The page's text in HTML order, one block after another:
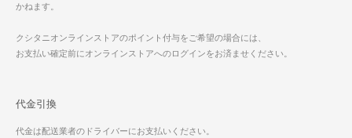
かねます。
クシタニオンラインストアのポイント付与をご希望の場合には、
お支払い確定前にオンラインストアへのログインをお済ませください。
代金引換
代金は配送業者のドライバーにお支払いください。